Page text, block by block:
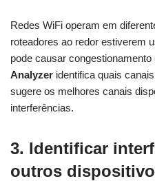
Redes WiFi operam em
roteadores ao redor estiverem
pode causar
Analyzer identifica quais
sugere os melhores canais
interferências.
3. Identificar
outros